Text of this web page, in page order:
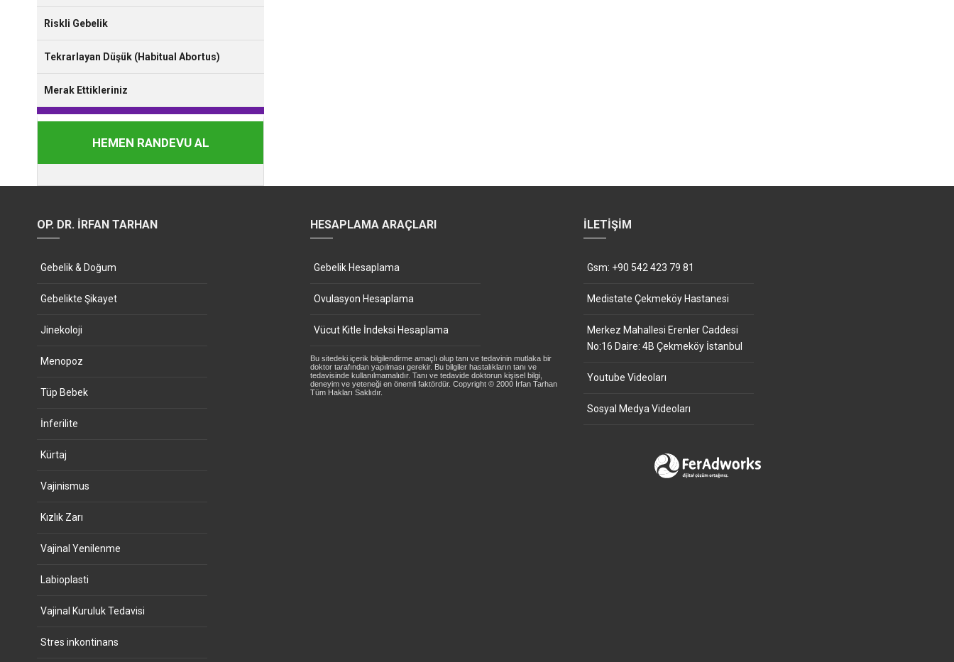
Riskli Gebelik
Tekrarlayan Düşük (Habitual Abortus)
Merak Ettikleriniz
HEMEN RANDEVU AL
OP. DR. İRFAN TARHAN
Gebelik & Doğum
Gebelikte Şikayet
Jinekoloji
Menopoz
Tüp Bebek
İnferilite
Kürtaj
Vajinismus
Kızlık Zarı
Vajinal Yenilenme
Labioplasti
Vajinal Kuruluk Tedavisi
Stres inkontinans
HESAPLAMA ARAÇLARI
Gebelik Hesaplama
Ovulasyon Hesaplama
Vücut Kitle İndeksi Hesaplama
Bu sitedeki içerik bilgilendirme amaçlı olup tanı ve tedavinin mutlaka bir
doktor tarafından yapılması gerekir. Bu bilgiler hastalıkların tanı ve
tedavisinde kullanılmamalıdır. Tanı ve tedavide doktorun kişisel bilgi,
deneyim ve yeteneği en önemli faktördür. Copyright © 2000 İrfan Tarhan
Tüm Hakları Saklıdır.
İLETIŞIM
Gsm: +90 542 423 79 81
Medistate Çekmeköy Hastanesi
Merkez Mahallesi Erenler Caddesi
No:16 Daire: 4B Çekmeköy İstanbul
Youtube Videoları
Sosyal Medya Videoları